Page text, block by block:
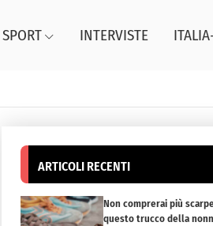
SPORT INTERVISTE
ARTICOLI RECENTI
Non comprerai più
questo trucco della